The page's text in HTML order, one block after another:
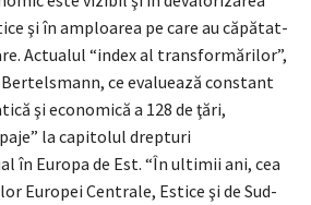
şi în amploarea pe care au căpătat-
Actualul “index al transformărilor”,
ce evaluează constant
şi economică a 128 de ţări,
la capitolul drepturi
în Europa de Est. “În ultimii ani, cea
Europei Centrale, Estice şi de Sud-